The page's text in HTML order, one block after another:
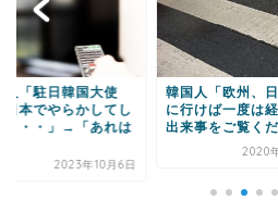
Powered by livedoor 相互RSS
人「駐日韓国大使
日本でやらかしてし
・・・」→「あれは
2023年10月6日
韓国人「欧州、
に行けば一度は
出来事をご覧くだ
2020